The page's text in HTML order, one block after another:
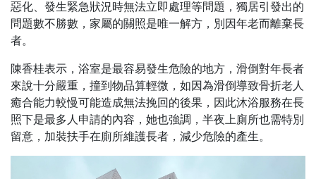
惡化、發生緊急狀況時無法立即處理等問題，獨居引發出的
問題數不勝數，家屬的關照是唯一解方，別因年老而離棄長
者。
陳香桂表示，浴室是最容易發生危險的地方，滑倒對年長者
來說十分嚴重，撞到物品算輕微，如因為滑倒導致骨折老人
癒合能力較慢可能造成無法挽回的後果，因此沐浴服務在長
照下是最多人申請的內容，她也強調，半夜上廁所也需特別
留意，加裝扶手在廁所維護長者，減少危險的產生。